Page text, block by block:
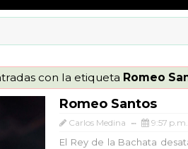
con la etiqueta Romeo
Romeo Santos
Carlos Medina 9:57 p.m.
El Rey de la Bachata